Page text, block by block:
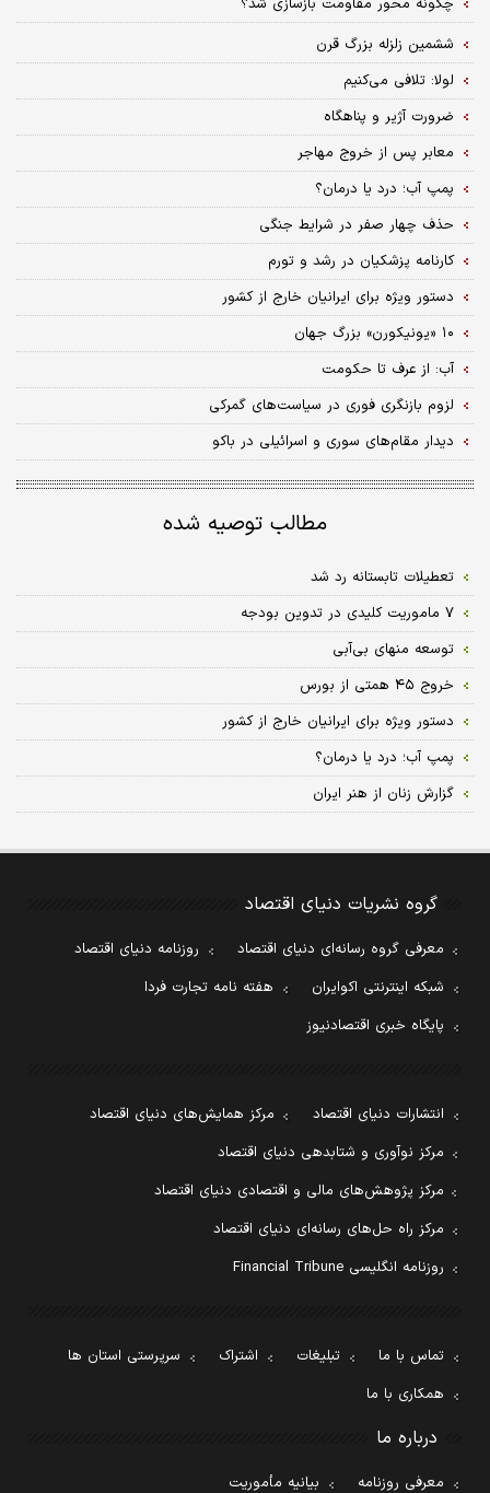
چگونه محور مقاومت بازسازی شد؟
ششمین زلزله بزرگ قرن
لولا: تلافی می‌کنیم
ضرورت آژیر و پناهگاه
معابر پس‌ از خروج مهاجر
پمپ آب؛ درد یا درمان؟
حذف چهار صفر در شرایط جنگی
کارنامه پزشکیان در رشد و تورم
دستور ویژه برای ایرانیان خارج از کشور
۱۰ «یونیکورن» بزرگ جهان
آب: از عرف تا حکومت
لزوم بازنگری فوری در سیاست‌های گمرکی
دیدار مقام‌های سوری و اسرائیلی در باکو
مطالب توصیه شده
تعطیلات تابستانه رد شد
۷ ماموریت کلیدی در تدوین بودجه
توسعه منهای بی‌آبی
خروج ۴۵ همتی از بورس
دستور ویژه برای ایرانیان خارج از کشور
پمپ آب؛ درد یا درمان؟
گزارش زنان از هنر ایران
گروه نشریات دنیای اقتصاد
معرفی گروه رسانه‌ای دنیای اقتصاد
روزنامه دنیای اقتصاد
شبکه اینترنتی اکوایران
هفته نامه تجارت فردا
پایگاه خبری اقتصادنیوز
انتشارات دنیای اقتصاد
مرکز همایش‌های دنیای اقتصاد
مرکز نوآوری و شتابدهی دنیای اقتصاد
مرکز پژوهش‌های مالی و اقتصادی دنیای اقتصاد
مرکز راه حل‌های رسانه‌ای دنیای اقتصاد
روزنامه انگلیسی Financial Tribune
تماس با ما تبلیغات اشتراک
سرپرستی استان ها
همکاری با ما
درباره ما
معرفی روزنامه بیانیه مأموریت